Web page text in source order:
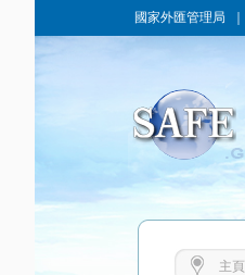
國家外匯管理局
主頁